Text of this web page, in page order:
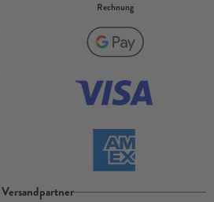
Rechnung
Versandpartner